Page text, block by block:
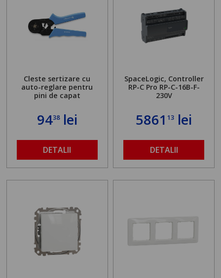
Cleste sertizare cu
auto-reglare pentru
pini de capat
9438lei
DETALII
SpaceLogic, Controller
RP-C Pro RP-C-16B-F-
230V
586113 lei
DETALII